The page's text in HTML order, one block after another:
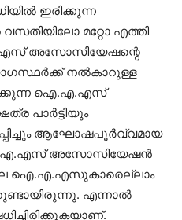
ഇരിക്കുന്ന
വസതിയിലോ മറ്റോ എത്തി
അസോസിയേഷന്റെ
നൽകാറുള്ള
ഐ.എ.എസ്
പാർട്ടിയും
ആഘോഷപൂർവ്വമായ
അസോസിയേഷൻ
ഐ.എ.എസുകാരെല്ലാം
എന്നാൽ